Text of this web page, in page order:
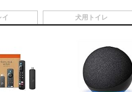
イ 犬用トイレ